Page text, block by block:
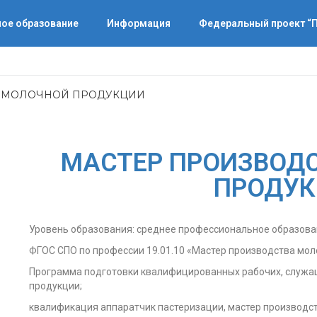
образование Информация Федеральный проект
МОЛОЧНОЙ ПРОДУКЦИИ
МАСТЕР
Уровень образования: среднее профессиональное
ФГОС СПО по профессии 19.01.10 «Мастер производства
Программа подготовки квалифицированных рабочих,
продукции;
квалификация аппаратчик пастеризации, мастер